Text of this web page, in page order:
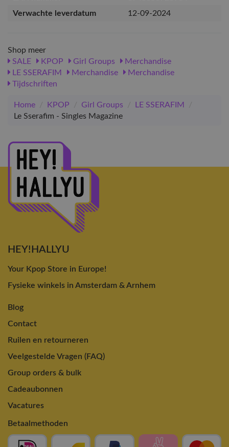
Verwachte leverdatum
12-09-2024
Shop meer
SALE
KPOP Girl Groups
Merchandise
LE SSERAFIM
Merchandise
Merchandise
Tijdschriften
Home / KPOP / Girl Groups / LE SSERAFIM
/
Le Sserafim - Singles Magazine
HEY!HALLYU
Your Kpop Store in Europe!
Fysieke winkels in Amsterdam & Arnhem
Blog
Contact
Ruilen en retourneren
Veelgestelde Vragen (FAQ)
Group orders & bulk
Cadeaubonnen
Vacatures
Betaalmethoden